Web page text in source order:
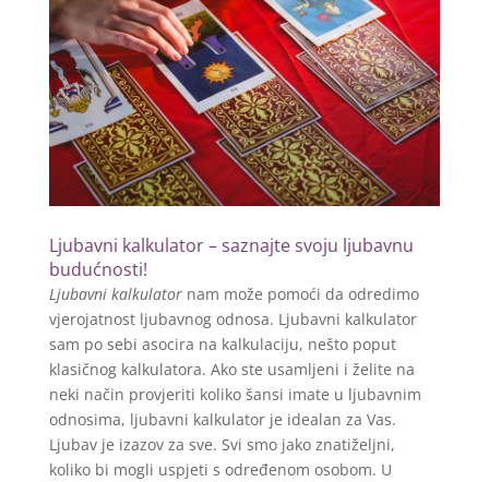
Ljubavni kalkulator – saznajte svoju ljubavnu
budućnosti!
Ljubavni kalkulatornam može pomoći da odredimo
vjerojatnost ljubavnog odnosa. Ljubavni kalkulator
sam po sebi asocira na kalkulaciju, nešto poput
klasičnog kalkulatora. Ako ste usamljeni i želite na
neki način provjeriti koliko šansi imate u ljubavnim
odnosima, ljubavni kalkulator je idealan za Vas.
Ljubav je izazov za sve. Svi smo jako znatiželjni,
koliko bi mogli uspjeti s određenom osobom. U